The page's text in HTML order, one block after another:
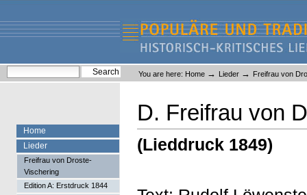
content.
navigation
Liederlexikon
Personal
tools
You are here: Home → Lieder → Freifrau von
D. Freifrau von
(Lieddruck 1849)
Home
Lieder
Freifrau von Droste-
Vischering
Edition A: Erstdruck 1844